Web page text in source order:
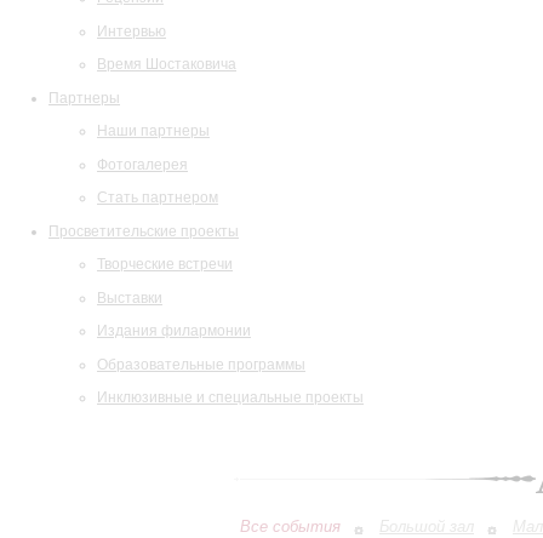
Интервью
Время Шостаковича
Партнеры
Наши партнеры
Фотогалерея
Стать партнером
Просветительские проекты
Творческие встречи
Выставки
Издания филармонии
Образовательные программы
Инклюзивные и специальные проекты
Все события Большой зал